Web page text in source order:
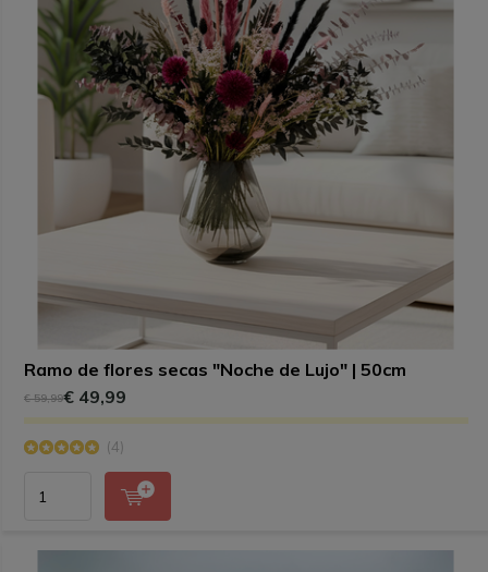
Ramo de flores secas "Noche de Lujo" | 50cm
€ 59,99€ 49,99
(4)